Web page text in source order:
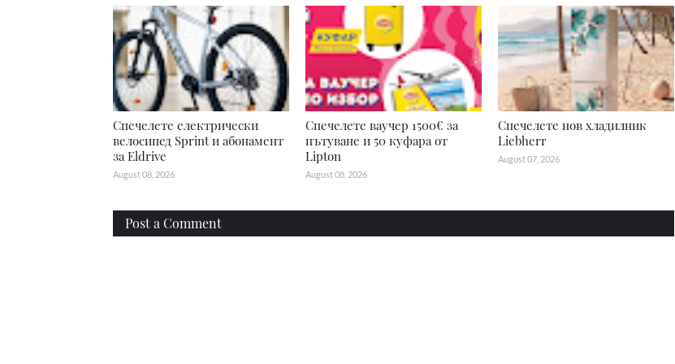
Спечелете електрически
велосипед Sprint и абонамент
за Eldrive
August 08, 2026
Спечелете ваучер 1500€ за
пътуване и 50 куфара от
Lipton
August 08, 2026
Спечелете нов хладилник
Liebherr
August 07, 2026
Post a Comment